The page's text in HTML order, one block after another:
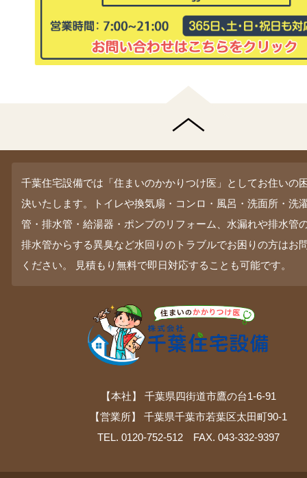
千葉住宅設備では「住まいのかかりつけ医」としてお住いの
決いたします。トイレや換気扇・コンロ・風呂・洗面所・洗
管・排水管・給湯器・ポンプのリフォーム、水漏れや排水管
排水管からする異臭など水回りのトラブルでお困りの方はお
ください。 見積もり無料で即日対応することも可能です。
【本社】 千葉県四街道市鷹の台1-6-91
【営業所】 千葉県千葉市若葉区太田町90-1
TEL. 0120-752-512 FAX. 043-332-9397